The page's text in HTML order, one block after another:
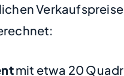
mit etwa 20